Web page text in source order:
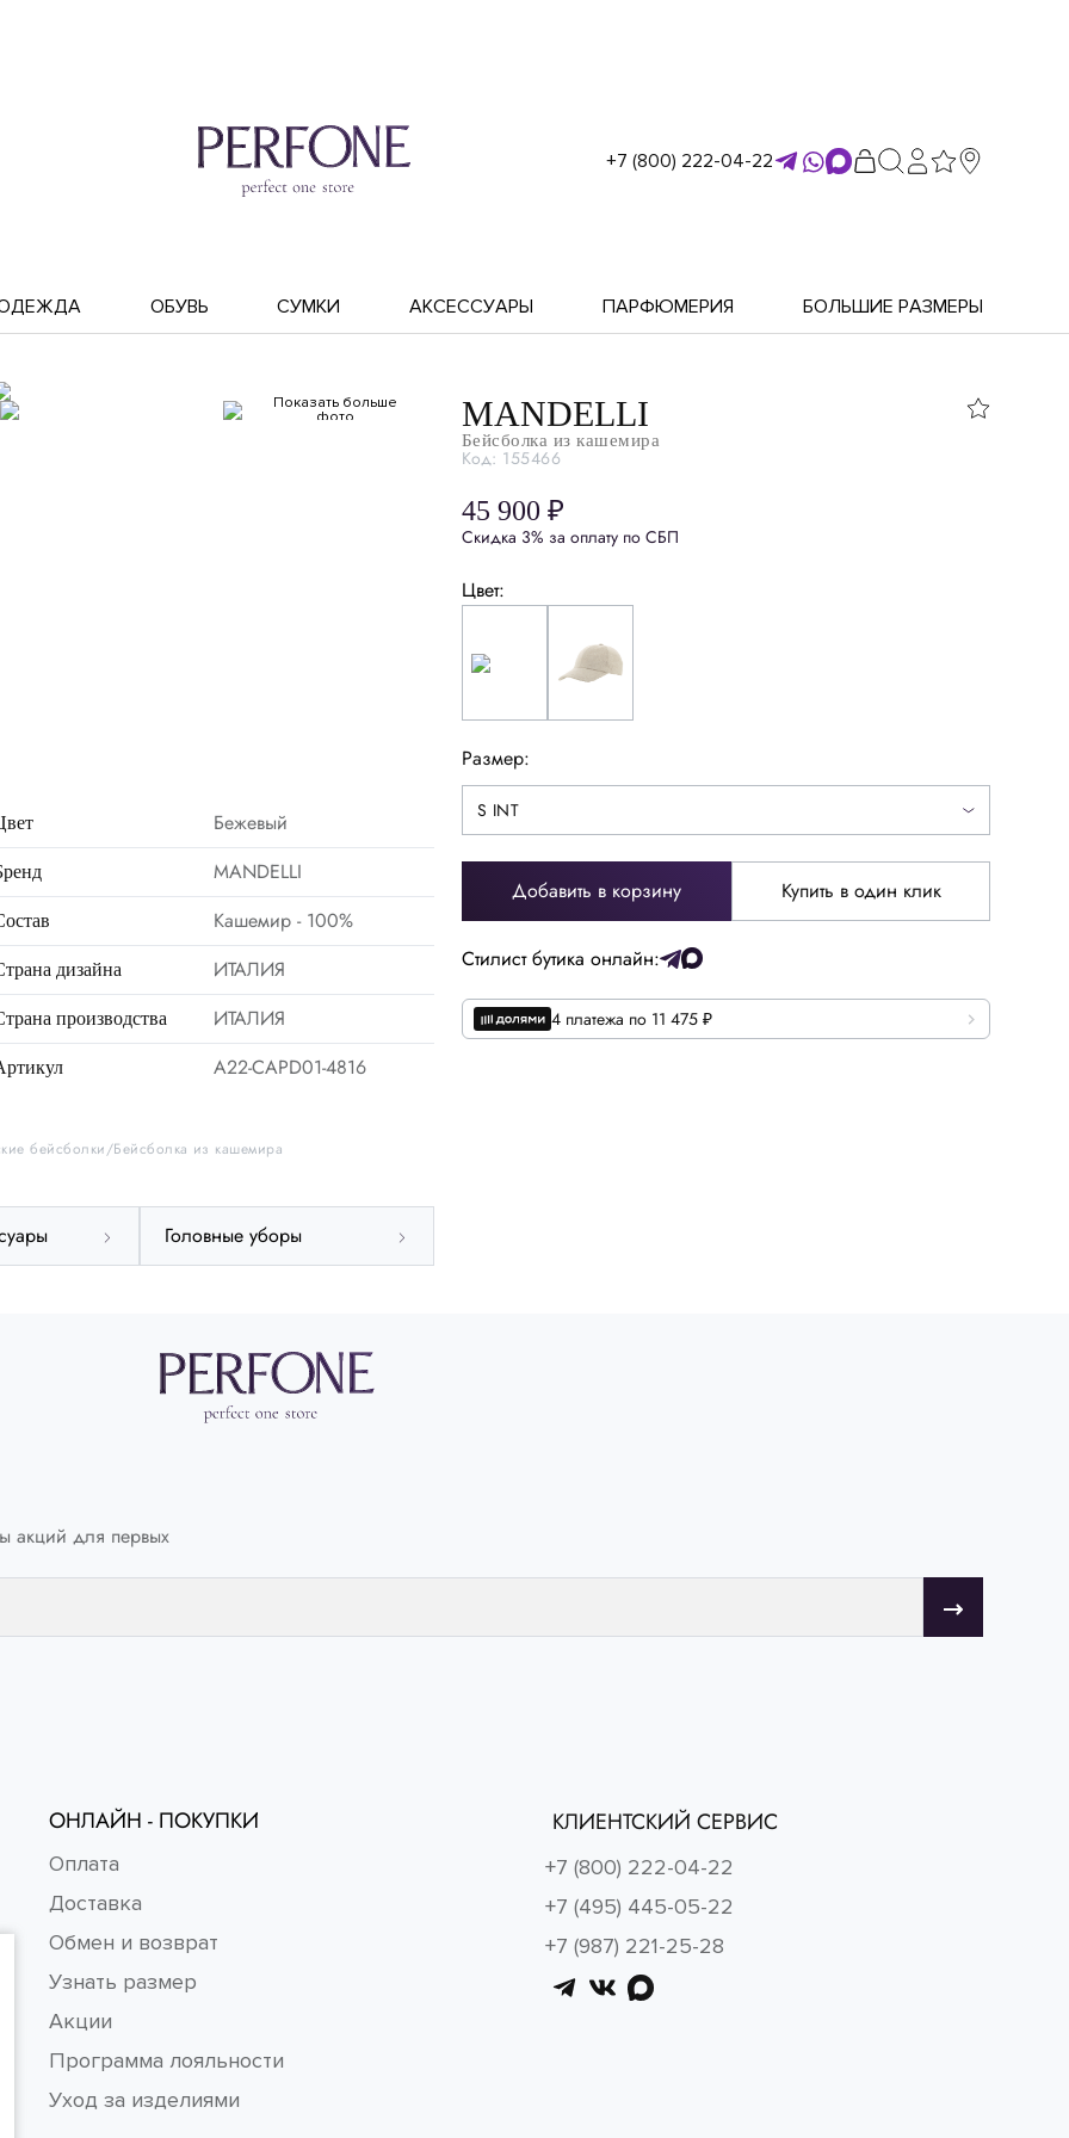
+7 (800) 222-04-22
ОБУВЬ СУМКИ АКСЕССУАРЫ ПАРФЮМЕРИЯ БОЛЬШИЕ РАЗМЕРЫ
MANDELLI
Бейсболка из кашемира
Код: 155466
45 900 ₽
Скидка 3% за оплату по СБП
Цвет:
Размер:
S INT
S INT
M INT
Добавить в корзину Купить в один клик
Стилист бутика онлайн:
4 платежа по 11 475 ₽
Показать больше
фото
Бежевый
MANDELLI
Кашемир - 100%
дизайна ИТАЛИЯ
производства ИТАЛИЯ
A22-CAPD01-4816
бейсболки Бейсболка из кашемира
Головные уборы
акций для первых
ОНЛАЙН - ПОКУПКИ
Оплата
Доставка
Обмен и возврат
Узнать размер
Акции
Программа лояльности
Уход за изделиями
КЛИЕНТСКИЙ СЕРВИС
+7 (800) 222-04-22
+7 (495) 445-05-22
+7 (987) 221-25-28